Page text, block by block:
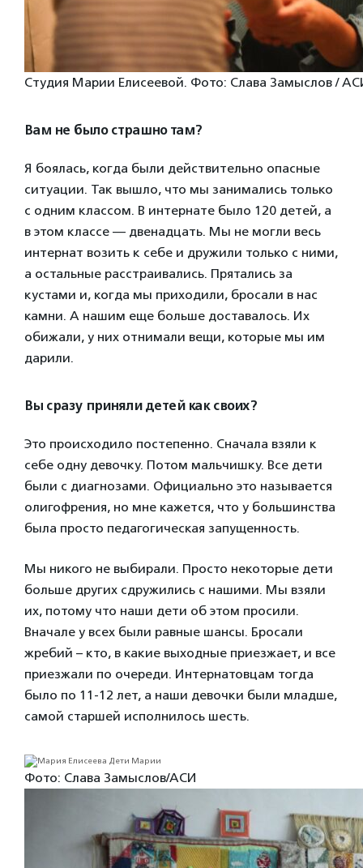
Студия Марии Елисеевой. Фото: Слава Замыслов /
Вам не было страшно там?
Я боялась, когда были действительно опасные
ситуации. Так вышло, что мы занимались только
с одним классом. В интернате было 120 детей, а
в этом классе — двенадцать. Мы не могли весь
интернат возить к себе и дружили только с ними,
а остальные расстраивались. Прятались за
кустами и, когда мы приходили, бросали в нас
камни. А нашим еще больше доставалось. Их
обижали, у них отнимали вещи, которые мы им
дарили.
Вы сразу приняли детей как своих?
Это происходило постепенно. Сначала взяли к
себе одну девочку. Потом мальчишку. Все дети
были с диагнозами. Официально это называется
олигофрения, но мне кажется, что у большинства
была просто педагогическая запущенность.
Мы никого не выбирали. Просто некоторые дети
больше других сдружились с нашими. Мы взяли
их, потому что наши дети об этом просили.
Вначале у всех были равные шансы. Бросали
жребий – кто, в какие выходные приезжает, и все
приезжали по очереди. Интернатовцам тогда
было по 11-12 лет, а наши девочки были младше,
самой старшей исполнилось шесть.
Фото: Слава Замыслов/АСИ